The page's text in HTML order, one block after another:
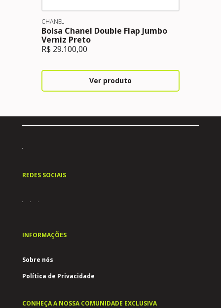
CHANEL
Bolsa Chanel Double Flap Jumbo
Verniz Preto
R$ 29.100,00
Ver produto
REDES SOCIAIS
INFORMAÇÕES
Sobre nós
Política de Privacidade
CONHEÇA A NOSSA COMUNIDADE EXCLUSIVA